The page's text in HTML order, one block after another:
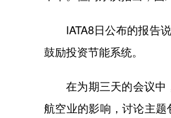
IATA8日公布的报告说
鼓励投资节能系统。
在为期三天的会议中
航空业的影响，讨论主